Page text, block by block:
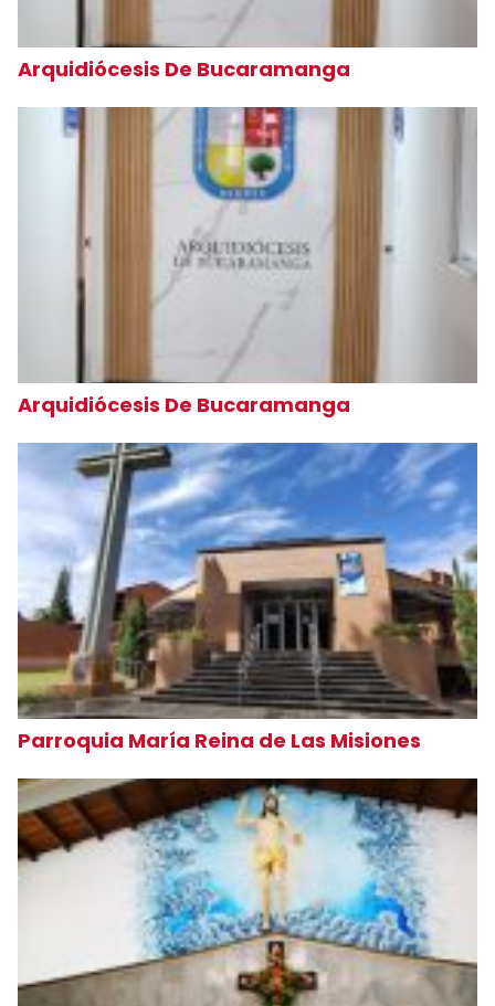
Arquidiócesis De Bucaramanga
Arquidiócesis De Bucaramanga
Parroquia María Reina de Las Misiones